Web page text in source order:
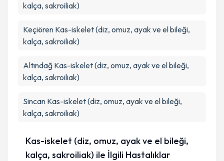
kalça, sakroiliak)
Keçiören Kas-iskelet (diz, omuz, ayak ve el bileği,
kalça, sakroiliak)
Altındağ Kas-iskelet (diz, omuz, ayak ve el bileği,
kalça, sakroiliak)
Sincan Kas-iskelet (diz, omuz, ayak ve el bileği,
kalça, sakroiliak)
Kas-iskelet (diz, omuz, ayak ve el bileği,
kalça, sakroiliak) ile İlgili Hastalıklar